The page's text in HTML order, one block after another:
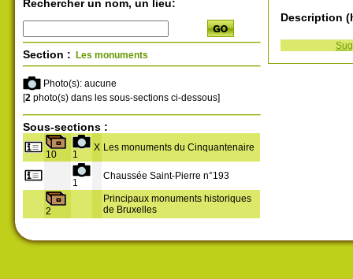
Rechercher un nom, un lieu:
Section : Les monuments
Photo(s): aucune
[2 photo(s) dans les sous-sections ci-dessous]
Sous-sections :
10 1
X Les monuments du Cinquantenaire
1
Chaussée Saint-Pierre n°193
2
Principaux monuments historiques
de Bruxelles
Description